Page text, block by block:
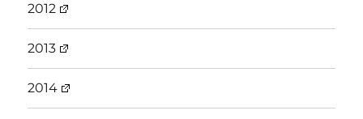
2012
2013
2014